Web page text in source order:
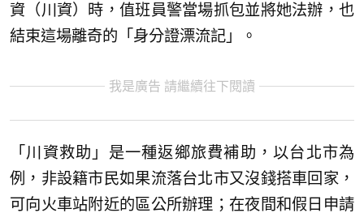
資（川資）時，值班員警當場抓包並將她法辦，也
結束這場離奇的「身分證漂流記」。
我是廣告 請繼續往下閱讀
「川資救助」是一種返鄉旅費補助，以台北市為
例，非設籍市民如果流落台北市又沒錢搭車回家，
可向火車站附近的區公所辦理；在夜間和假日申請